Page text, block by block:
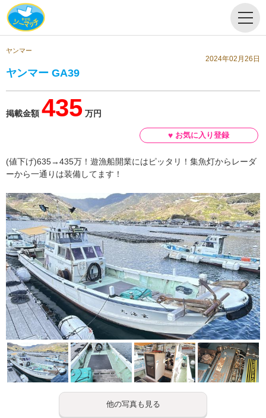
ヤンマー
2024年02月26日
ヤンマー GA39
掲載金額435 万円
(値下げ)635→435万！遊漁船開業にはピッタリ！集魚灯からレーダ
ーから一通りは装備してます！
他の写真も見る